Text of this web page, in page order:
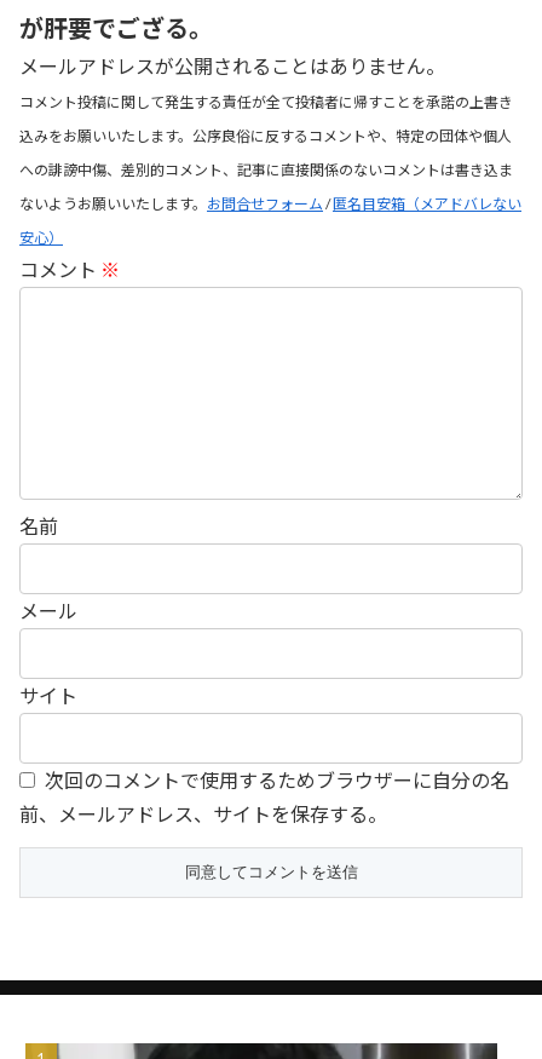
が肝要でござる。
メールアドレスが公開されることはありません。
コメント投稿に関して発生する責任が全て投稿者に帰すことを承諾の上書き
込みをお願いいたします。公序良俗に反するコメントや、特定の団体や個人
への誹謗中傷、差別的コメント、記事に直接関係のないコメントは書き込ま
ないようお願いいたします。 お問合せフォーム /匿名目安箱（メアドバレない
安心）
コメント ※
名前
メール
サイト
次回のコメントで使用するためブラウザーに自分の名
前、メールアドレス、サイトを保存する。